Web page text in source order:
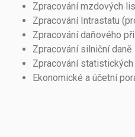
Zpracování mzdových
Zpracování Intrastatu
Zpracování daňového
Zpracování silniční daně
Zpracování
Ekonomické a účetní